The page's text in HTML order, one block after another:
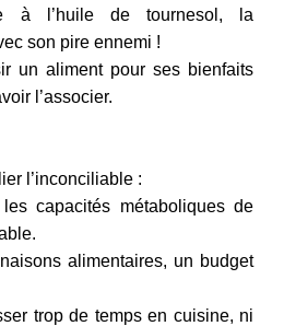
à l’huile de tournesol, la
son pire ennemi !
un aliment pour ses bienfaits
l’associer.
l’inconciliable :
capacités métaboliques de
alimentaires, un budget
trop de temps en cuisine, ni